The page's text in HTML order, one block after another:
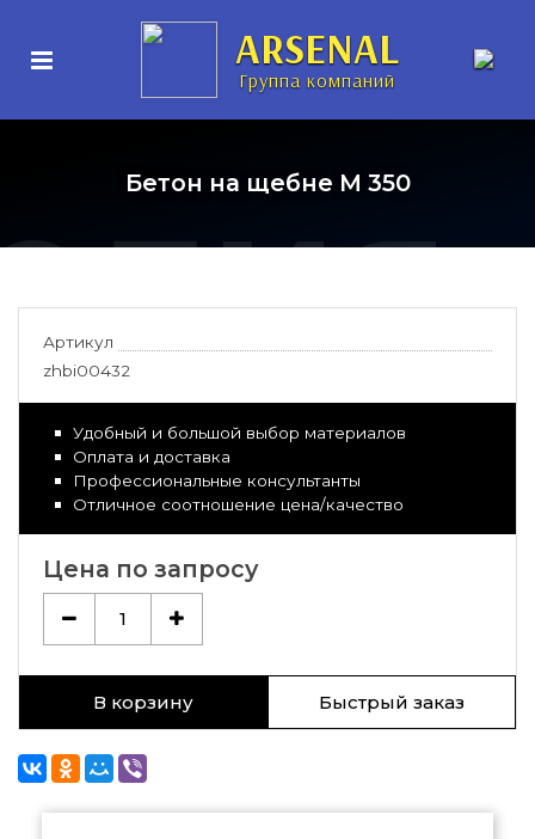
ARSENAL
Группа компаний
Бетон на щебне М 350
Артикул
zhbi00432
Удобный и большой выбор материалов
Оплата и доставка
Профессиональные консультанты
Отличное соотношение цена/качество
Цена по запросу
1
В корзину Быстрый заказ